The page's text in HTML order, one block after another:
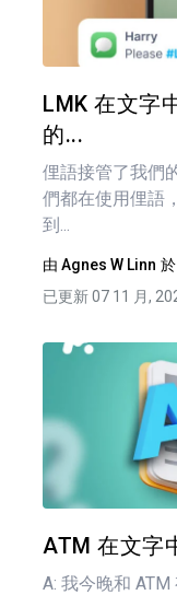
LMK 在文字
的...
俚語接管了我們
們都在使用俚語
到...
由 Agnes W Linn 於
已更新 07 11 月,
ATM 在文字
A: 我今晚和